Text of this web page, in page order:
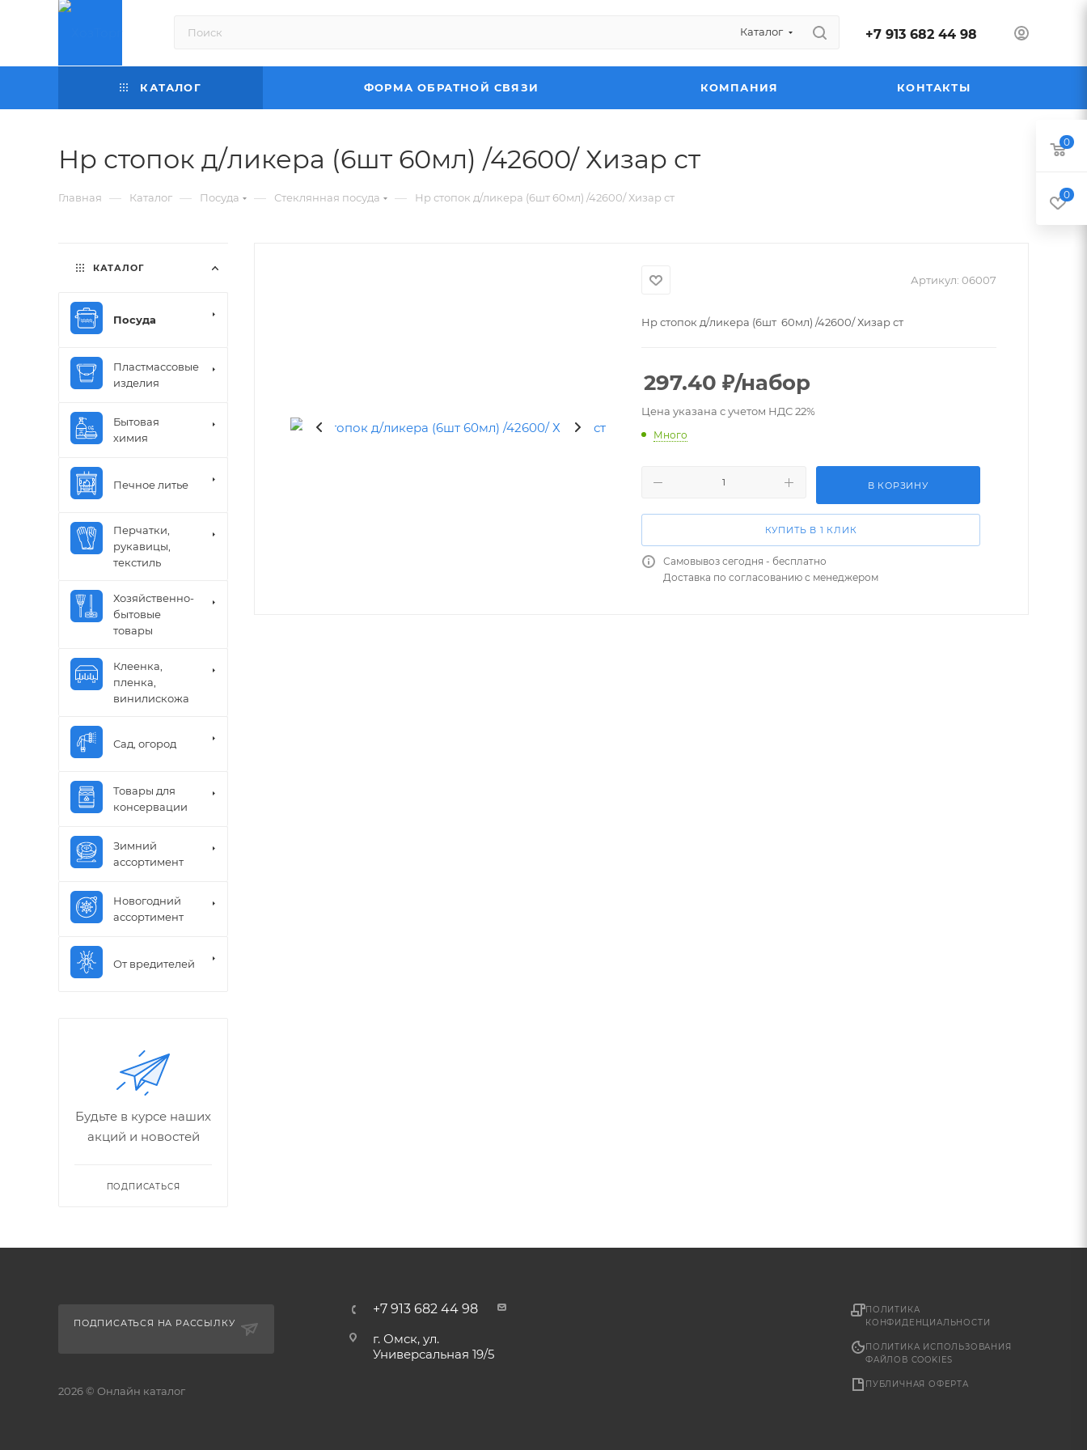
Каталог +7 913 682 44 98
КАТАЛОГ ФОРМА ОБРАТНОЙ СВЯЗИ КОМПАНИЯ КОНТАКТЫ
Нр стопок д/ликера (6шт 60мл) /42600/ Хизар ст
Главная — Каталог — Посуда — Стеклянная посуда — Нр стопок д/ликера (6шт 60мл) /42600/ Хизар ст
Артикул: 06007
Нр стопок д/ликера (6шт 60мл) /42600/ Хизар ст
297.40 ₽/набор
Цена указана с учетом НДС 22%
Много
В КОРЗИНУ
КУПИТЬ В 1 КЛИК
Самовывоз сегодня - бесплатно
Доставка по согласованию с менеджером
КАТАЛОГ
Посуда
Пластмассовые
изделия
Бытовая
химия
Печное литье
Перчатки,
рукавицы,
текстиль
Хозяйственно-
бытовые
товары
Клеенка,
пленка,
винилискожа
Сад, огород
Товары для
консервации
Зимний
ассортимент
Новогодний
ассортимент
От вредителей
Будьте в курсе наших
акций и новостей
ПОДПИСАТЬСЯ
ПОДПИСАТЬСЯ НА РАССЫЛКУ
2026 © Онлайн каталог
+7 913 682 44 98
г. Омск, ул.
Универсальная 19/5
ПОЛИТИКА
КОНФИДЕНЦИАЛЬНОСТИ
ПОЛИТИКА ИСПОЛЬЗОВАНИЯ
ФАЙЛОВ COOKIES
ПУБЛИЧНАЯ ОФЕРТА
0
0